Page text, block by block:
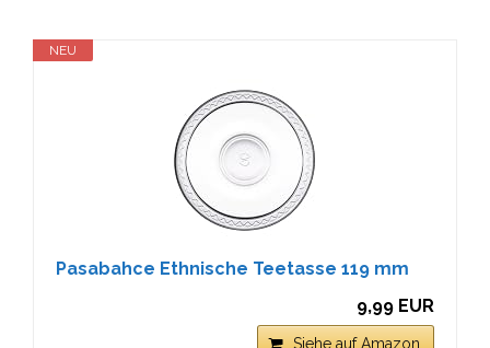
NEU
Pasabahce Ethnische Teetasse 119 mm
9,99 EUR
Siehe auf Amazon